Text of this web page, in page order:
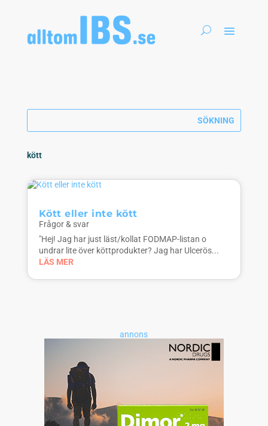
kött
Kött eller inte kött
Frågor & svar
"Hej! Jag har just läst/kollat FODMAP-listan o
undrar lite över köttprodukter? Jag har Ulcerös...
LÄS MER
annons